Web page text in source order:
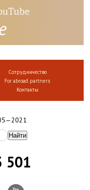
Сотрудничество
For abroad partners
Контакты
501